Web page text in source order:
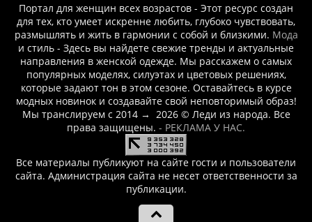
Портал для женщин всех возрастов - Этот ресурс создан
для тех, кто умеет искренне любить, глубоко чувствовать,
размышлять и жить в гармонии с собой и близкими. Мода
и стиль - Здесь вы найдете свежие тренды и актуальные
направления в женской одежде. Мы расскажем о самых
популярных моделях, силуэтах и цветовых решениях,
которые задают тон в этом сезоне. Оставайтесь в курсе
модных новинок и создавайте свой неповторимый образ!
Мы транслируем с 2014→ 2026© Леди из народа. Все
права защищены. - РЕКЛАМА У НАС.
Все материалы публикуют на сайте гости и пользователи
сайта. Администрация сайта не несет ответственности за
публикации.